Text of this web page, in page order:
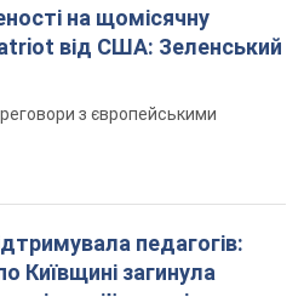
на щомісячну
від США: Зеленський
з європейськими
педагогів:
Київщині загинула